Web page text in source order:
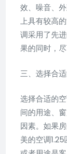
效、噪音、
上具有较高
调采用了先
果的同时，
三、选择合
选择合适的
间的用途、
因素。如果
美的空调